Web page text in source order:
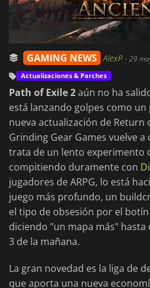
GAMING NEWS AlexP -29
Actualizaciones & Parches
Path of Exile 2aún no ha
está lanzando golpes como un
nueva actualización de Return
Grinding Gear Games vuelve
trata de un lento experimento
compitiendo duramente con
jugadores de ARPG, lo está
juego más profundo, un
el tipo de obsesión por el
diciendo "un mapa más"
3 de la mañana.
La gran novedad es la liga de
que aporta una nueva